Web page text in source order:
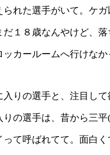
れた選手がいて。ケ
１８歳なんやけど、落
カールームへ行けなか
の選手と、注目して
りの選手は、昔から三平
て呼ばれてて。面白く